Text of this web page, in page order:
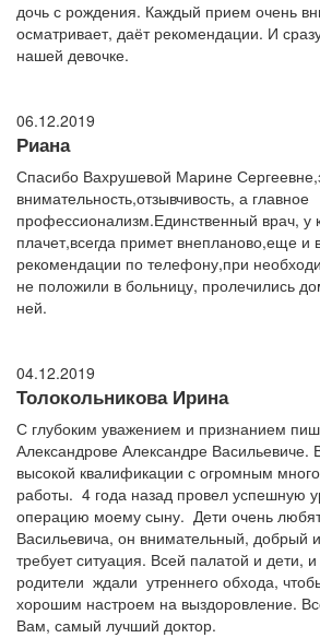
дочь с рождения. Каждый прием очень
осматривает, даёт рекомендации. И
нашей девочке.
06.12.2019
Риана
Спасибо Вахрушевой Марине
внимательность,отзывчивость, а главное
профессионализм.Единственный врач, у
плачет,всегда примет внепланово,еще и
рекомендации по телефону,при
не положили в больницу, пролечились
ней.
04.12.2019
Толокольникова Ирина
С глубоким уважением и признанием
Александрове Александре Васильевиче.
высокой квалификации с огромным
работы. 4 года назад провел успешную
операцию моему сыну. Дети очень
Васильевича, он внимательный, добрый и
требует ситуация. Всей палатой и дети, и
родители ждали утреннего обхода,
хорошим настроем на выздоровление.
Вам, самый лучший доктор.